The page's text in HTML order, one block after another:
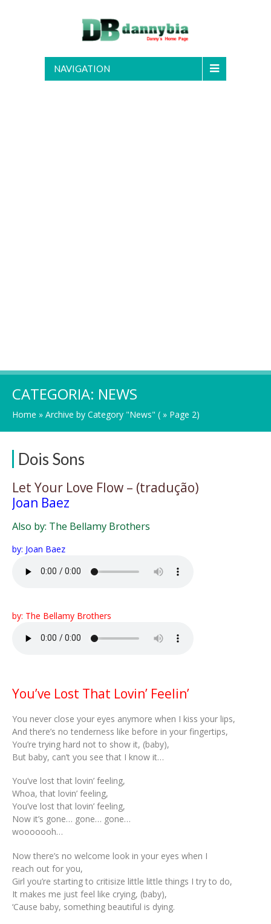
NAVIGATION
CATEGORIA: NEWS
Home » Archive by Category "News" ( » Page 2)
Dois Sons
Let Your Love Flow – (tradução)
Joan Baez
Also by: The Bellamy Brothers
by: Joan Baez
by: The Bellamy Brothers
You’ve Lost That Lovin’ Feelin’
You never close your eyes anymore when I kiss your lips,
And there’s no tenderness like before in your fingertips,
You’re trying hard not to show it, (baby),
But baby, can’t you see that I know it…
You’ve lost that lovin’ feeling,
Whoa, that lovin’ feeling,
You’ve lost that lovin’ feeling,
Now it’s gone… gone… gone…
wooooooh…
Now there’s no welcome look in your eyes when I
reach out for you,
Girl you’re starting to critisize little little things I try to do,
It makes me just feel like crying, (baby),
‘Cause baby, something beautiful is dying.